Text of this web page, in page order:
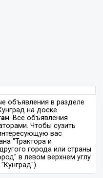
объявления в разделе
на доске
. Все объявления
Чтобы сузить
вас
"Трактора и
города или страны
в левом верхнем углу